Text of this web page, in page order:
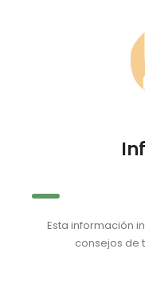
Esta información
consejos de